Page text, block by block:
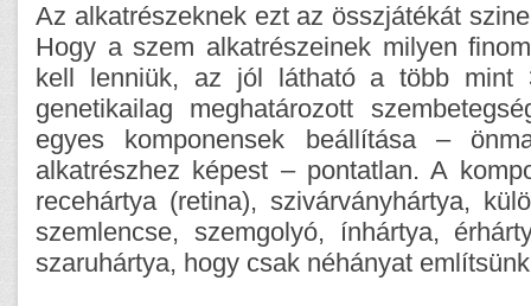
Az alkatrészeknek ezt az összjátékát
Hogy a szem alkatrészeinek milyen
kell lenniük, az jól látható a több mint
genetikailag meghatározott
egyes komponensek beállítása –
alkatrészhez képest – pontatlan. A
recehártya (retina), szivárványhártya,
szemlencse, szemgolyó, ínhártya,
szaruhártya, hogy csak néhányat